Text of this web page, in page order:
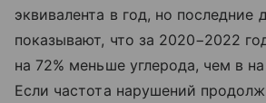
эквивалента в год, но последние
показывают, что за 2020−2022
на 72% меньше углерода, чем в
Если частота нарушений